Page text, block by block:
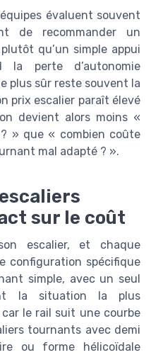
évaluent souvent
de recommander un
qu’un simple appui
la perte d’autonomie
plus sûr reste souvent la
prix escalier paraît élevé
devient alors moins «
» que « combien coûte
mal adapté ? ».
sur le coût
escalier, et chaque
configuration spécifique
simple, avec un seul
la situation la plus
le rail suit une courbe
tournants avec demi
ou forme hélicoïdale